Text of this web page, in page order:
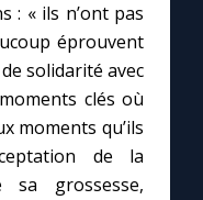
: « ils n’ont pas
éprouvent
solidarité avec
clés où
moments qu’ils
de la
sa grossesse,